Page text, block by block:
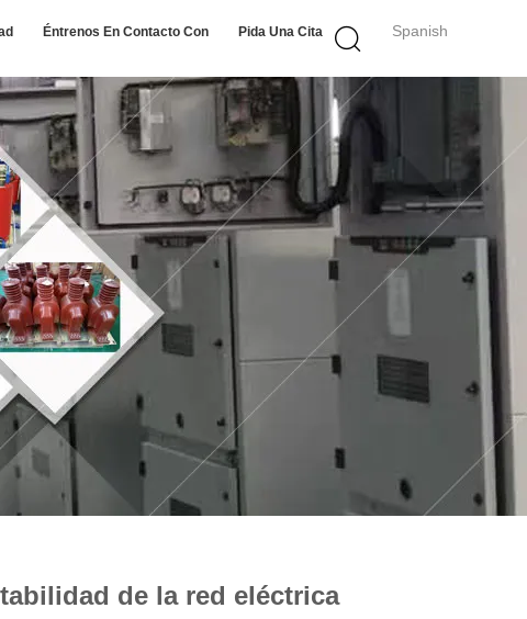
Spanish
Éntrenos En Contacto Con Pida Una Cita
de la red eléctrica